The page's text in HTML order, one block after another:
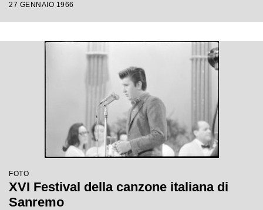
27 GENNAIO 1966
FOTO
XVI Festival della canzone italiana di
Sanremo